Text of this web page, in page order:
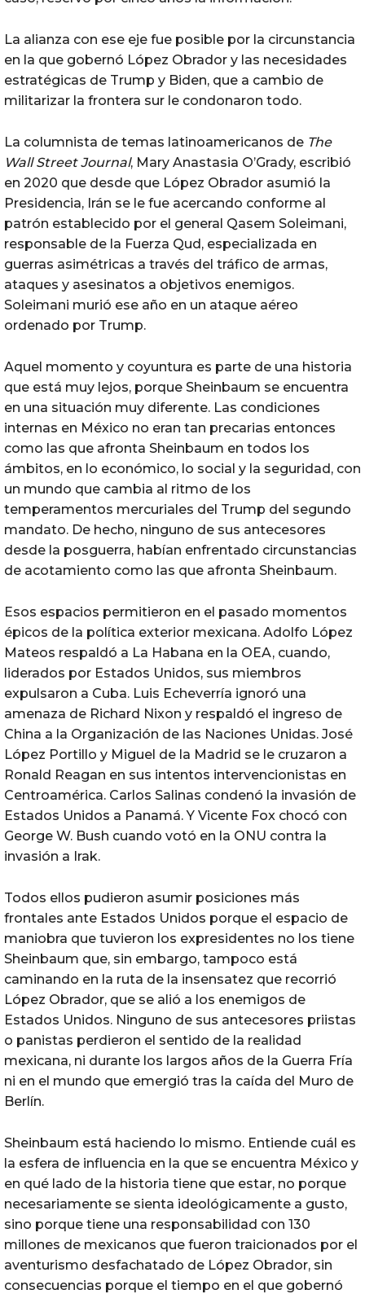
La alianza con ese eje fue posible por la circunstancia
en la que gobernó López Obrador y las necesidades
estratégicas de Trump y Biden, que a cambio de
militarizar la frontera sur le condonaron todo.
La columnista de temas latinoamericanos de The
Wall Street Journal, Mary Anastasia O’Grady, escribió
en 2020 que desde que López Obrador asumió la
Presidencia, Irán se le fue acercando conforme al
patrón establecido por el general Qasem Soleimani,
responsable de la Fuerza Qud, especializada en
guerras asimétricas a través del tráfico de armas,
ataques y asesinatos a objetivos enemigos.
Soleimani murió ese año en un ataque aéreo
ordenado por Trump.
Aquel momento y coyuntura es parte de una historia
que está muy lejos, porque Sheinbaum se encuentra
en una situación muy diferente. Las condiciones
internas en México no eran tan precarias entonces
como las que afronta Sheinbaum en todos los
ámbitos, en lo económico, lo social y la seguridad, con
un mundo que cambia al ritmo de los
temperamentos mercuriales del Trump del segundo
mandato. De hecho, ninguno de sus antecesores
desde la posguerra, habían enfrentado circunstancias
de acotamiento como las que afronta Sheinbaum.
Esos espacios permitieron en el pasado momentos
épicos de la política exterior mexicana. Adolfo López
Mateos respaldó a La Habana en la OEA, cuando,
liderados por Estados Unidos, sus miembros
expulsaron a Cuba. Luis Echeverría ignoró una
amenaza de Richard Nixon y respaldó el ingreso de
China a la Organización de las Naciones Unidas. José
López Portillo y Miguel de la Madrid se le cruzaron a
Ronald Reagan en sus intentos intervencionistas en
Centroamérica. Carlos Salinas condenó la invasión de
Estados Unidos a Panamá. Y Vicente Fox chocó con
George W. Bush cuando votó en la ONU contra la
invasión a Irak.
Todos ellos pudieron asumir posiciones más
frontales ante Estados Unidos porque el espacio de
maniobra que tuvieron los expresidentes no los tiene
Sheinbaum que, sin embargo, tampoco está
caminando en la ruta de la insensatez que recorrió
López Obrador, que se alió a los enemigos de
Estados Unidos. Ninguno de sus antecesores priistas
o panistas perdieron el sentido de la realidad
mexicana, ni durante los largos años de la Guerra Fría
ni en el mundo que emergió tras la caída del Muro de
Berlín.
Sheinbaum está haciendo lo mismo. Entiende cuál es
la esfera de influencia en la que se encuentra México y
en qué lado de la historia tiene que estar, no porque
necesariamente se sienta ideológicamente a gusto,
sino porque tiene una responsabilidad con 130
millones de mexicanos que fueron traicionados por el
aventurismo desfachatado de López Obrador, sin
consecuencias porque el tiempo en el que gobernó